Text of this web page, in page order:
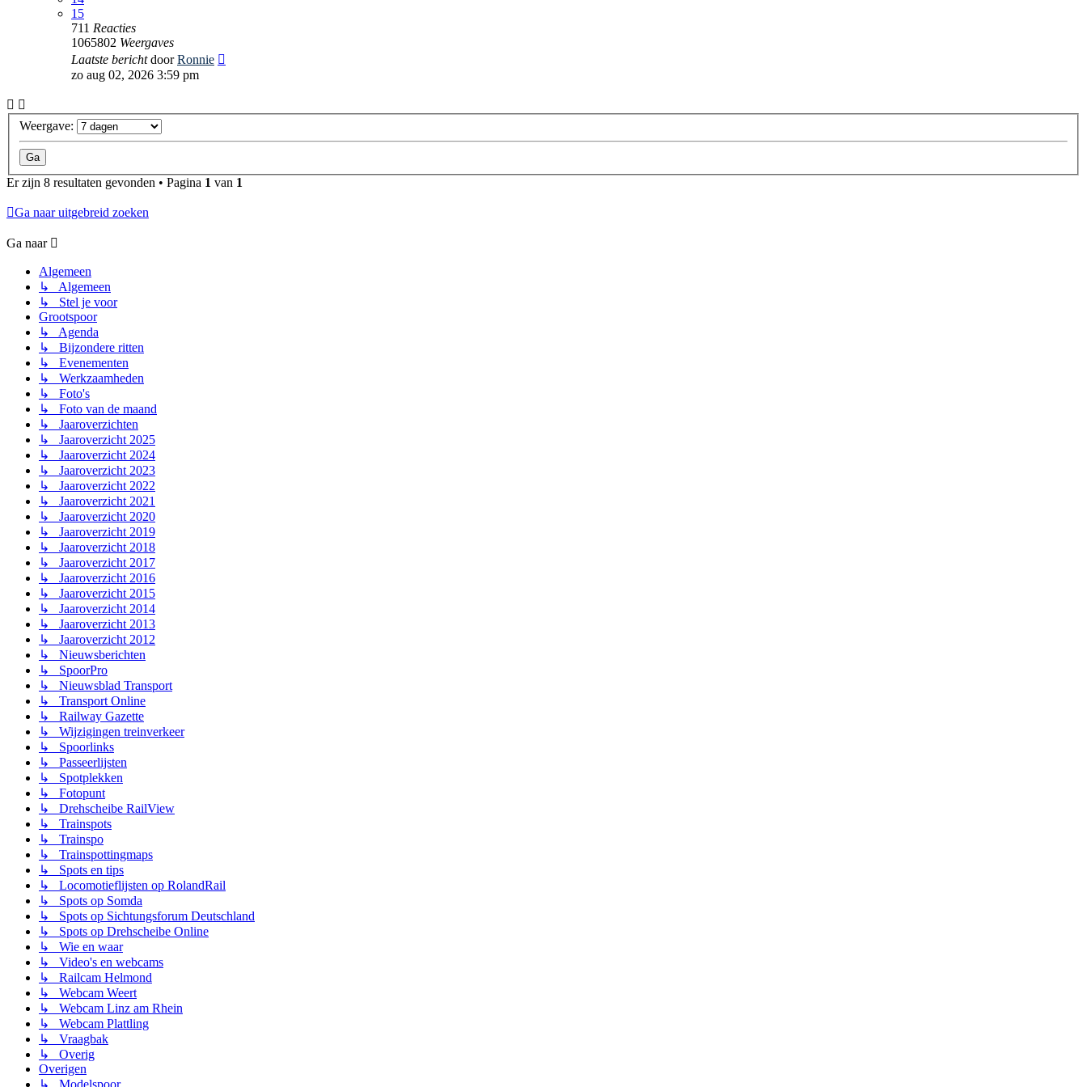
15
711 Reacties
1065802 Weergaves
Laatste berichtdoorRonnie
zo aug 02, 2026 3:59 pm
Weergave:
Er zijn 8 resultaten gevonden • Pagina 1 van 1
Ga naar uitgebreid zoeken
Ga naar
Algemeen
↳ Algemeen
↳ Stel je voor
Grootspoor
↳ Agenda
↳ Bijzondere ritten
↳ Evenementen
↳ Werkzaamheden
↳ Foto's
↳ Foto van de maand
↳ Jaaroverzichten
↳ Jaaroverzicht 2025
↳ Jaaroverzicht 2024
↳ Jaaroverzicht 2023
↳ Jaaroverzicht 2022
↳ Jaaroverzicht 2021
↳ Jaaroverzicht 2020
↳ Jaaroverzicht 2019
↳ Jaaroverzicht 2018
↳ Jaaroverzicht 2017
↳ Jaaroverzicht 2016
↳ Jaaroverzicht 2015
↳ Jaaroverzicht 2014
↳ Jaaroverzicht 2013
↳ Jaaroverzicht 2012
↳ Nieuwsberichten
↳ SpoorPro
↳ Nieuwsblad Transport
↳ Transport Online
↳ Railway Gazette
↳ Wijzigingen treinverkeer
↳ Spoorlinks
↳ Passeerlijsten
↳ Spotplekken
↳ Fotopunt
↳ Drehscheibe RailView
↳ Trainspots
↳ Trainspo
↳ Trainspottingmaps
↳ Spots en tips
↳ Locomotieflijsten op RolandRail
↳ Spots op Somda
↳ Spots op Sichtungsforum Deutschland
↳ Spots op Drehscheibe Online
↳ Wie en waar
↳ Video's en webcams
↳ Railcam Helmond
↳ Webcam Weert
↳ Webcam Linz am Rhein
↳ Webcam Plattling
↳ Vraagbak
↳ Overig
Overigen